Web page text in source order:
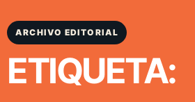
ARCHIVO EDITORIAL
ETIQUETA: